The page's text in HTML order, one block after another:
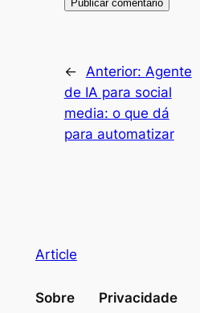
← Anterior: Agente
de IA para social
media: o que dá
para automatizar
Article
Sobre Privacidade